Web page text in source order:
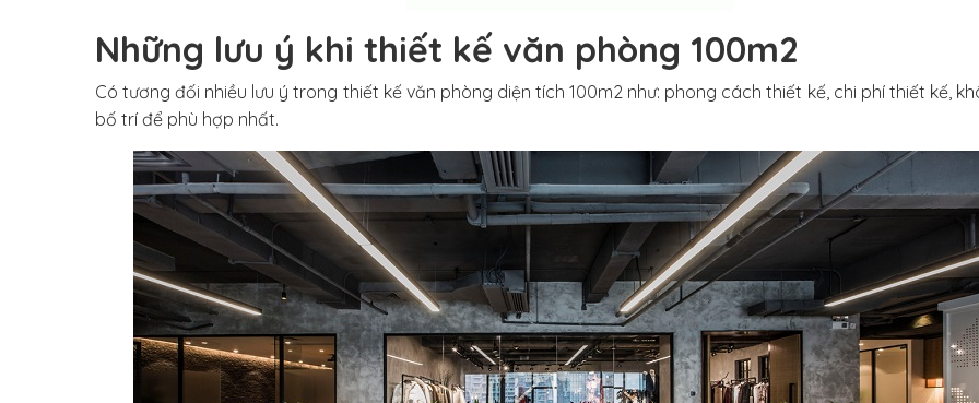
Những lưu ý khi thiết kế văn phòng 100m2
Có tương đối nhiều lưu ý trong thiết kế văn phòng diện tích 100m2 như: phong cách thiết kế, chi phí thiết kế,
bố trí để phù hợp nhất.